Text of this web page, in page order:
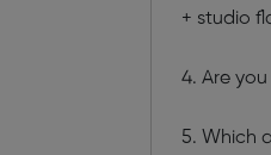
+ studio
4. Are
5. Which